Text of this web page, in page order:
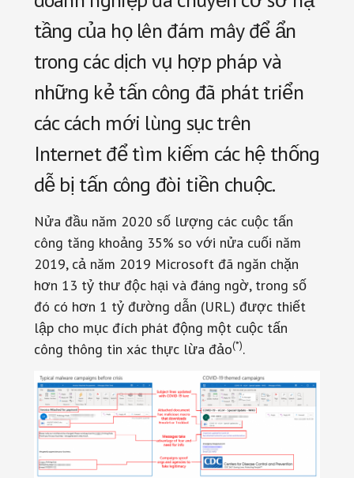
tầng của họ lên đám mây để ẩn
trong các dịch vụ hợp pháp và
những kẻ tấn công đã phát triển
các cách mới lùng sục trên
Internet để tìm kiếm các hệ thống
dễ bị tấn công đòi tiền chuộc.
Nửa đầu năm 2020 số lượng các cuộc tấn
công tăng khoảng 35% so với nửa cuối năm
2019, cả năm 2019 Microsoft đã ngăn chặn
hơn 13 tỷ thư độc hại và đáng ngờ, trong số
đó có hơn 1 tỷ đường dẫn (URL) được thiết
lập cho mục đích phát động một cuộc tấn
công thông tin xác thực lừa đảo(*).